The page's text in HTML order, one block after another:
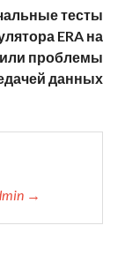
тесты
ERA на
проблемы
данных
→